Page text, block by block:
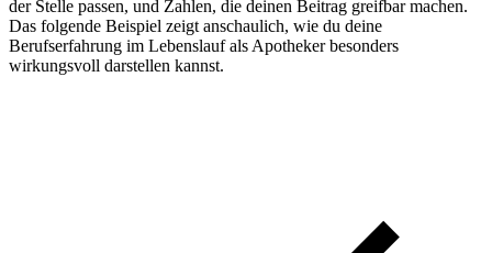
der Stelle passen, und Zahlen, die deinen Beitrag greifbar machen.
Das folgende Beispiel zeigt anschaulich, wie du deine
Berufserfahrung im Lebenslauf als Apotheker besonders
wirkungsvoll darstellen kannst.